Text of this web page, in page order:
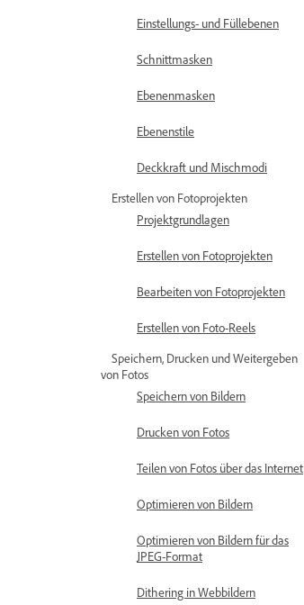
Einstellungs- und Füllebenen
Schnittmasken
Ebenenmasken
Ebenenstile
Deckkraft und Mischmodi
Erstellen von Fotoprojekten
Projektgrundlagen
Erstellen von Fotoprojekten
Bearbeiten von Fotoprojekten
Erstellen von Foto-Reels
Speichern, Drucken und Weitergeben
von Fotos
Speichern von Bildern
Drucken von Fotos
Teilen von Fotos über das Internet
Optimieren von Bildern
Optimieren von Bildern für das
JPEG-Format
Dithering in Webbildern